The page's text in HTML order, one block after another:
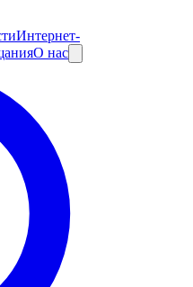
Интернет-
О нас